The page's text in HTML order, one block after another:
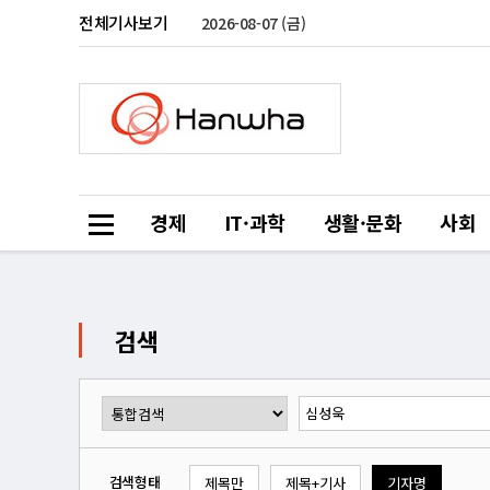
전체기사보기 2026-08-07 (금)
경제 IT·과학 생활·문화 사회
검색
검색형태 제목만 제목+기사 기자명